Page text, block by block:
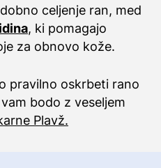
celjenje ran, med
, ki pomagajo
za obnovo kože.
pravilno oskrbeti rano
bodo z veseljem
Plavž.